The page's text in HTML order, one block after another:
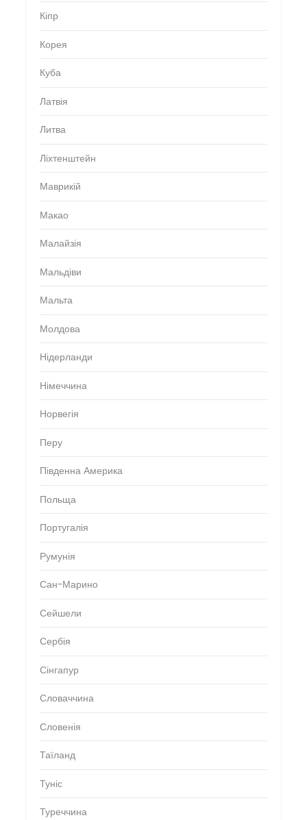
Кіпр
Корея
Куба
Латвія
Литва
Ліхтенштейн
Маврикій
Макао
Малайзія
Мальдіви
Мальта
Молдова
Нідерланди
Німеччина
Норвегія
Перу
Південна Америка
Польща
Португалія
Румунія
Сан-Марино
Сейшели
Сербія
Сінгапур
Словаччина
Словенія
Таїланд
Туніс
Туреччина